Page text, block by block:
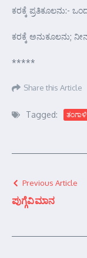
ಕರಕ್ಕೆ ಪ್ರತಿಕೂಲನು:-
ಕರಕ್ಕೆ ಅನುಕೂಲನು;
*****
Share this Article
Tagged: ತಂಗಾಳಿ
Previous Article
ಪುಗ್ಗೆವಿಮಾನ